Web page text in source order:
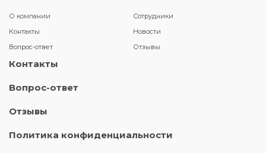
О компании
Сотрудники
Контакты
Новости
Вопрос-ответ
Отзывы
Контакты
Вопрос-ответ
Отзывы
Политика конфиденциальности